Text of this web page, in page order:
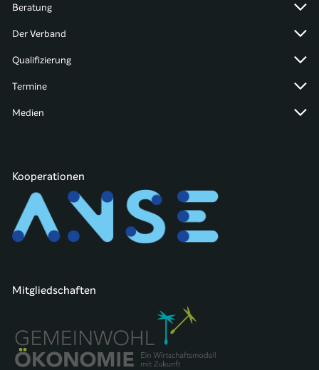
Beratung
Der Verband
Qualifizierung
Termine
Medien
Kooperationen
Mitgliedschaften